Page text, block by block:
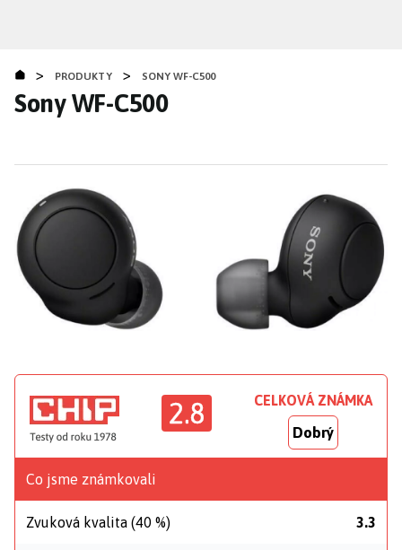
obsahu
> PRODUKTY > SONY WF-C500
Sony WF-C500
2.8 CELKOVÁ ZNÁMKA
Dobrý
Co jsme známkovali
Zvuková kvalita (40 %) 3.3